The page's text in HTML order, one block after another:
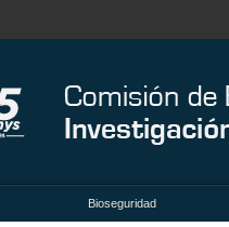
Bioseguridad